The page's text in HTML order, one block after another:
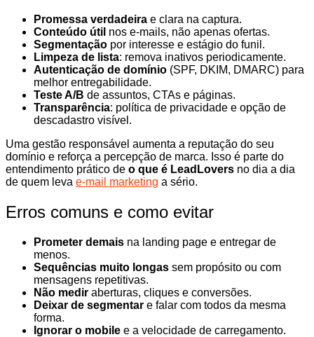
Promessa verdadeira e clara na captura.
Conteúdo útil nos e-mails, não apenas ofertas.
Segmentação por interesse e estágio do funil.
Limpeza de lista: remova inativos periodicamente.
Autenticação de domínio (SPF, DKIM, DMARC) para
melhor entregabilidade.
Teste A/B de assuntos, CTAs e páginas.
Transparência: política de privacidade e opção de
descadastro visível.
Uma gestão responsável aumenta a reputação do seu
domínio e reforça a percepção de marca. Isso é parte do
entendimento prático de o que é LeadLovers no dia a dia
de quem leva e-mail marketing a sério.
Erros comuns e como evitar
Prometer demais na landing page e entregar de
menos.
Sequências muito longas sem propósito ou com
mensagens repetitivas.
Não medir aberturas, cliques e conversões.
Deixar de segmentar e falar com todos da mesma
forma.
Ignorar o mobile e a velocidade de carregamento.